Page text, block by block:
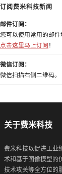
订阅费米科技新闻
邮件订阅：
您可以使用常用的邮件
点击这里马上订阅 ！
微信订阅：
微信扫描右侧二维码。
关于费米科技
费米科技以促进工业
术和基于图像模型的
技术攻关等全方位的